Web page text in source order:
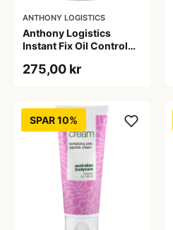
ANTHONY LOGISTICS
Anthony Logistics
Instant Fix Oil Control
275,00 kr
SPAR 10%